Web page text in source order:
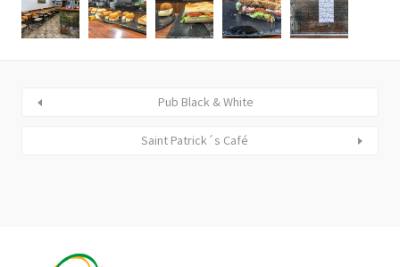
Pub Black & White
Saint Patrick´s Café